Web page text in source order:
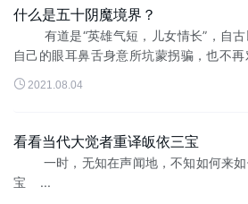
什么是五十阴魔境界？
有道是“英雄气短，儿女情长”，自古
自己的眼耳鼻舌身意所坑蒙拐骗，也不
生起的，只...
 2021.08.04
看看当代大觉者重译皈依三宝
一时，无知在声闻地，不知如何来如
宝 ...